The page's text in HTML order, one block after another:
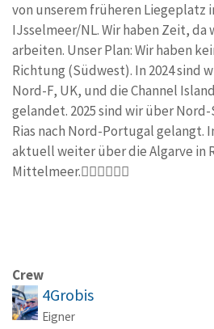
von unserem früheren Liegeplatz
IJsselmeer/NL. Wir haben Zeit, da
arbeiten. Unser Plan: Wir haben
Richtung (Südwest). In 2024 sind
Nord-F, UK, und die Channel
gelandet. 2025 sind wir über
Rias nach Nord-Portugal gelangt.
aktuell weiter über die Algarve in
Mittelmeer.🙋🏻‍♂️🙋‍♀️⛵️
Crew
4Grobis
Eigner